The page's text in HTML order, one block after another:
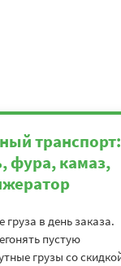
транспорт:
фура, камаз,
в день заказа.
пустую
грузы со